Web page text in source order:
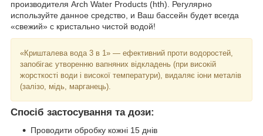
производителя Arch Water Products (hth). Регулярно
используйте данное средство, и Ваш бассейн будет всегда
«свежий» с кристально чистой водой!
«Кришталева вода 3 в 1» — ефективний проти водоростей,
запобігає утворенню вапняних відкладень (при високій
жорсткості води і високої температури), видаляє іони металів
(залізо, мідь, марганець).
Спосіб застосування та дози:
Проводити обробку кожні 15 днів